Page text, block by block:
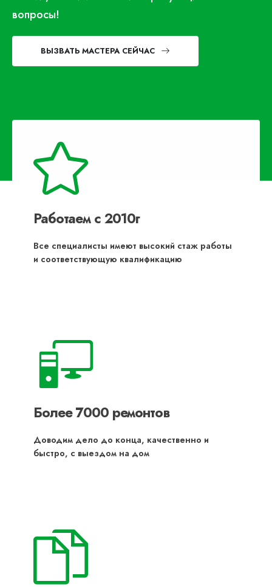
вопросы!
ВЫЗВАТЬ МАСТЕРА СЕЙЧАС
Работаем с 2010г
Все специалисты имеют высокий стаж работы
и соответствующую квалификацию
Более 7000 ремонтов
Доводим дело до конца, качественно и
быстро, с выездом на дом